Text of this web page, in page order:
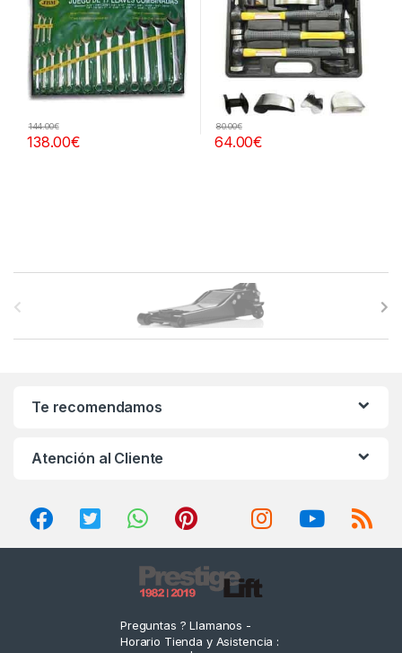
138.00€
144.00€
64.00€
80.00€
a
Te recomendamos
Atención al Cliente
Preguntas ? Llamanos -
Horario Tienda y Asistencia :